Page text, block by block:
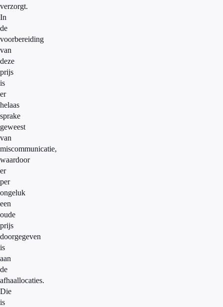
verzorgt.
In
de
voorbereiding
van
deze
prijs
is
er
helaas
sprake
geweest
van
miscommunicatie,
waardoor
er
per
ongeluk
een
oude
prijs
doorgegeven
is
aan
de
afhaallocaties.
Die
is